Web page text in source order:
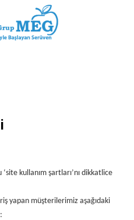
kullanım şartları’nı dikkatlice
yapan müşterilerimiz aşağıdaki